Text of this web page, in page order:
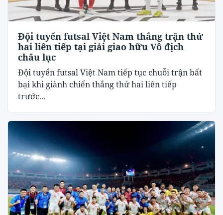
Đội tuyển futsal Việt Nam thắng trận thứ
hai liên tiếp tại giải giao hữu Vô địch
châu lục
Đội tuyển futsal Việt Nam tiếp tục chuỗi trận bất
bại khi giành chiến thắng thứ hai liên tiếp
trước...